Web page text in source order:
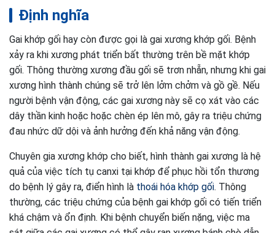
Định nghĩa
Gai khớp gối hay còn được gọi là gai xương khớp gối. Bệnh
xảy ra khi xương phát triển bất thường trên bề mặt khớp
gối. Thông thường xương đầu gối sẽ trơn nhẵn, nhưng khi gai
xương hình thành chúng sẽ trở lên lởm chởm và gồ gề. Nếu
người bệnh vận động, các gai xương này sẽ cọ xát vào các
dây thần kinh hoặc hoặc chèn ép lên mô, gây ra triệu chứng
đau nhức dữ dội và ảnh hưởng đến khả năng vận động.
Chuyên gia xương khớp cho biết, hình thành gai xương là hệ
quả của việc tích tụ canxi tại khớp để phục hồi tổn thương
do bệnh lý gây ra, điển hình là thoái hóa khớp gối. Thông
thường, các triệu chứng của bệnh gai khớp gối có tiến triển
khá chậm và ổn định. Khi bệnh chuyển biến nặng, việc ma